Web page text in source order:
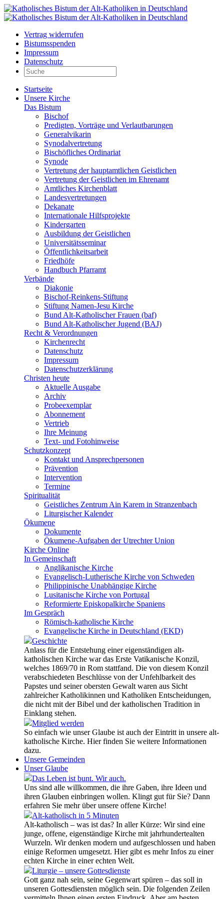
Vertrag widerrufen
Bistumsspenden
Impressum
Datenschutz
Startseite
Unsere Kirche
Das Bistum
Bischof
Predigten, Vorträge und Verlautbarungen
Generalvikarin
Synodalvertretung
Bischöfliches Ordinariat
Synode
Vertretung der hauptamtlichen Geistlichen
Vertretung der Geistlichen im Ehrenamt
Amtliches Kirchenblatt
Landesvertretungen
Dekanate
Internationale Hilfsprojekte
Kindergarten
Ausbildung der Geistlichen
Universitätsseminar
Öffentlichkeitsarbeit
Friedhöfe
Handbuch Pfarramt
Verbände
Diakonie
Bischof-Reinkens-Stiftung
Stiftung Namen-Jesu Kirche
Bund Alt-Katholischer Frauen (baf)
Bund Alt-Katholischer Jugend (BAJ)
Recht & Verordnungen
Kirchenrecht
Datenschutz
Impressum
Datenschutzerklärung
Christen heute
Aktuelle Ausgabe
Archiv
Probeexemplar
Abonnement
Vertrieb
Ihre Meinung
Text- und Fotohinweise
Schutzkonzept
Kontakt und Ansprechpersonen
Prävention
Intervention
Termine
Spiritualität
Geistliches Zentrum Ain Karem in Stranzenbach
Liturgischer Kalender
Ökumene
Dokumente
Ökumene-Aufgaben der Utrechter Union
Kirche Online
In Gemeinschaft
Anglikanische Kirche
Evangelisch-Lutherische Kirche von Schweden
Philippinische Unabhängige Kirche
Lusitanische Kirche von Portugal
Reformierte Episkopalkirche Spaniens
Im Gespräch
Römisch-katholische Kirche
Evangelische Kirche in Deutschland (EKD)
Geschichte
Anlass für die Entstehung einer eigenständigen alt-
katholischen Kirche war das Erste Vatikanische Konzil,
welches 1869/70 in Rom stattfand. Die von diesem Konzil
verabschiedeten Beschlüsse von der Unfehlbarkeit des
Papstes und seiner obersten Gewalt waren aus Sicht
zahlreicher Katholikinnen und Katholiken Entscheidungen,
die nicht mit der Bibel und der katholischen Tradition in
Einklang stehen.
Mitglied werden
So einfach wie unser Glaube ist auch der Eintritt in unsere alt-
katholische Kirche. Hier finden Sie weitere Informationen
dazu.
Unsere Gemeinden
Unser Glaube
Das Leben ist bunt. Wir auch.
Uns sind alle willkommen, die ihre Gaben, ihre Ideen und
ihren Glauben einbringen wollen. Klingt gut für Sie? Dann
erfahren Sie mehr über unsere offene Kirche!
Alt-katholisch in 5 Minuten
Alt-katholisch – was ist das? In aller Kürze: Wir sind eine
junge, offene, eigenständige Kirche mit jahrhundertealten
Wurzeln. Wir denken modern und aufgeschlossen und haben
einige Reformen umgesetzt. Hier gibt es mehr Infos zu einer
echten Kirche in einer echten Welt.
Liturgie – unsere Gottesdienste
Gott ganz nah sein, seine Gegenwart spüren – das soll in
unseren Gottesdiensten möglich sein. Die folgenden Zeilen